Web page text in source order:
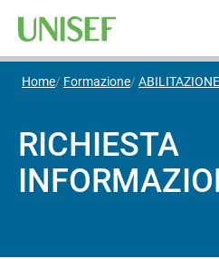
Home Formazione
RICHIESTA